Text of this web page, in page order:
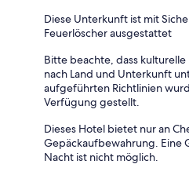
Diese Unterkunft ist mit
Feuerlöscher ausgestattet
Bitte beachte, dass
nach Land und Unterkunft
aufgeführten Richtlinien
Verfügung gestellt.
Dieses Hotel bietet nur an
Gepäckaufbewahrung. Eine
Nacht ist nicht möglich.